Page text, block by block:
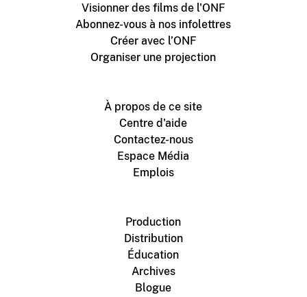
Visionner des films de l'ONF
Abonnez-vous à nos infolettres
Créer avec l’ONF
Organiser une projection
À propos de ce site
Centre d'aide
Contactez-nous
Espace Média
Emplois
Production
Distribution
Éducation
Archives
Blogue